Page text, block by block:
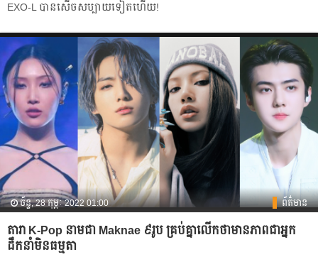
EXO-L បាន​សើចសប្បាយទៀតហើយ!
ច័ន្ទ, 28 កុម្ភៈ 2022 01:00 ព័ត៌មាន
តារា K-Pop នាមជា Maknae ៩រូប គ្រប់គ្នាលើកថាមានភាពជាអ្នក
ដឹកនាំមិនធម្មតា